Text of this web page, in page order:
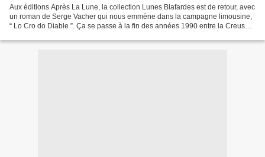
Aux éditions Après La Lune, la collection Lunes Blafardes est de retour, avec
un roman de Serge Vacher qui nous emmène dans la campagne limousine,
“ Lo Cro do Diable ”. Ça se passe à la fin des années 1990 entre la Creuse,